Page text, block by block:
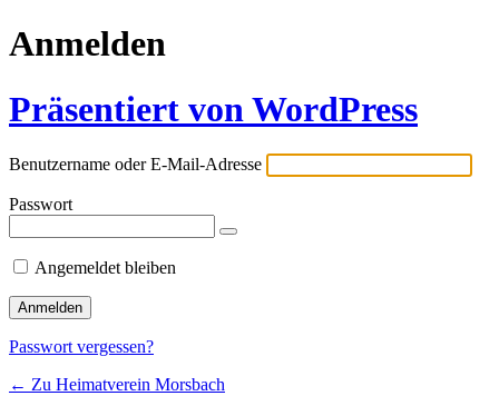
Anmelden
Präsentiert von WordPress
Benutzername oder E-Mail-Adresse
Passwort
Angemeldet bleiben
Passwort vergessen?
← Zu Heimatverein Morsbach